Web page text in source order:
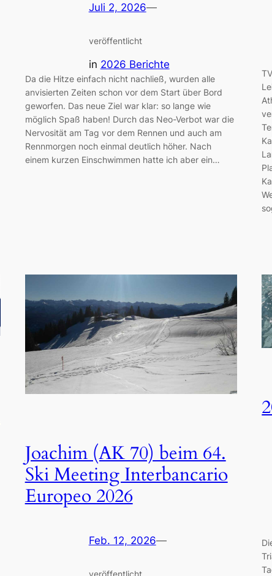
Juli 2, 2026—
veröffentlicht
in 2026 Berichte
Da die Hitze einfach nicht nachließ, wurden alle
anvisierten Zeiten schon vor dem Start über Bord
geworfen. Das neue Ziel war klar: so lange wie
möglich Spaß haben! Durch das Neo-Verbot war die
Nervosität am Tag vor dem Rennen und auch am
Rennmorgen noch einmal deutlich höher. Nach
einem kurzen Einschwimmen hatte ich aber ein…
Joachim (AK 70) beim 64.
Ski Meeting Interbancario
Europeo 2026
Feb. 12, 2026—
veröffentlicht